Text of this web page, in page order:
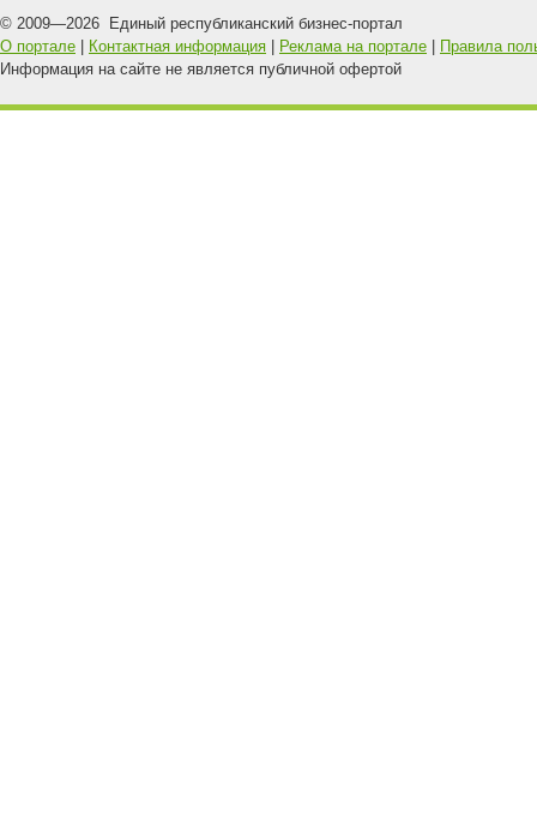
© 2009—2026 Единый республиканский бизнес-портал
О портале
Контактная информация Реклама на портале
Правила
Информация на сайте не является публичной офертой